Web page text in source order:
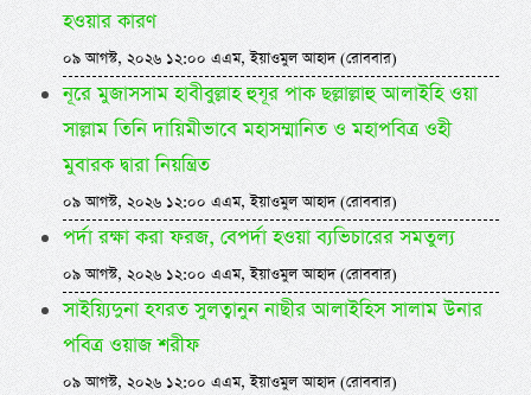
হওয়ার কারণ
০৯ আগস্ট, ২০২৬ ১২:০০ এএম, ইয়াওমুল আহাদ (রোববার)
নূরে মুজাসসাম হাবীবুল্লাহ হুযূর পাক ছল্লাল্লাহু আলাইহি ওয়া
সাল্লাম তিনি দায়িমীভাবে মহাসম্মানিত ও মহাপবিত্র ওহী
মুবারক দ্বারা নিয়ন্ত্রিত
০৯ আগস্ট, ২০২৬ ১২:০০ এএম, ইয়াওমুল আহাদ (রোববার)
পর্দা রক্ষা করা ফরজ, বেপর্দা হওয়া ব্যভিচারের সমতুল্য
০৯ আগস্ট, ২০২৬ ১২:০০ এএম, ইয়াওমুল আহাদ (রোববার)
সাইয়্যিদুনা হযরত সুলত্বানুন নাছীর আলাইহিস সালাম উনার
পবিত্র ওয়াজ শরীফ
০৯ আগস্ট, ২০২৬ ১২:০০ এএম, ইয়াওমুল আহাদ (রোববার)